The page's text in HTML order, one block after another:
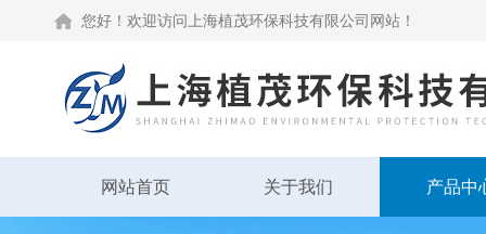
您好！欢迎访问上海植茂环保科技有限公司网站！
网站首页 关于我们 产品中